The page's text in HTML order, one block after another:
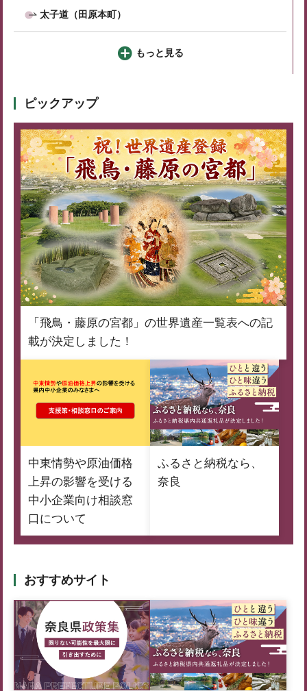
太子道（田原本町）
もっと見る
ピックアップ
「飛鳥・藤原の宮都」の世界遺産一覧表への記
載が決定しました！
中東情勢や原油価格
上昇の影響を受ける
中小企業向け相談窓
口について
ふるさと納税なら、
奈良
おすすめサイト